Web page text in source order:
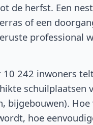
de herfst. Een
of een
professional
10 242 inwoners
schuilplaatsen
bijgebouwen). Hoe
hoe